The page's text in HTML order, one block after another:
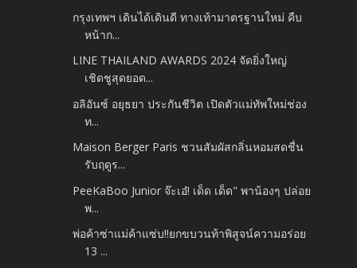
กรุงเทพฯ เดินได้เดินดี ทางเท้ามาตรฐานใหม่ คืบ
หน้าก...
LINE THAILAND AWARDS 2024 จัดยิ่งใหญ่
เชิดชูสุดยอด...
อลิอันซ์ อยุธยา ประกันชีวิต เปิดตัวแม่ทัพใหม่ช่อง
ท...
Maison Berger Paris ชวนสัมผัสกลิ่นหอมสดชื่น
รับฤดูร...
PeeKaBoo Junior จ๊ะเอ๋! เด็ด เด็ด" พาน้องๆ ปล่อย
พ...
พ่อค้าซ่าแม่ค้าแซ่บ!!ยกขบวนท้าพิสูจน์ความอร่อย
13 ...